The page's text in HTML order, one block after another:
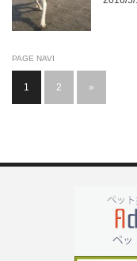
PAGE NAVI
1 2 »